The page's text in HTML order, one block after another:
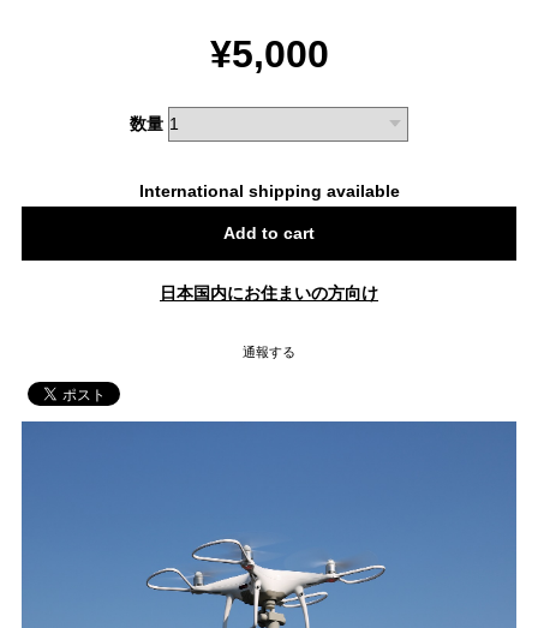
¥5,000
数量
International shipping available
Add to cart
日本国内にお住まいの方向け
通報する